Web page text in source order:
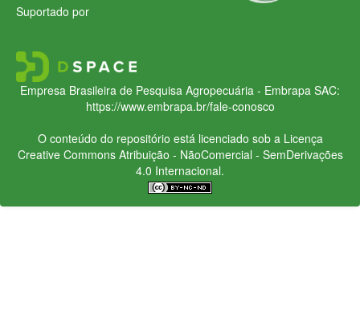
Suportado por
Empresa Brasileira de Pesquisa Agropecuária - Embrapa SAC:
https://www.embrapa.br/fale-conosco
O conteúdo do repositório está licenciado sob a Licença
Creative CommonsAtribuição - NãoComercial - SemDerivações
4.0 Internacional.